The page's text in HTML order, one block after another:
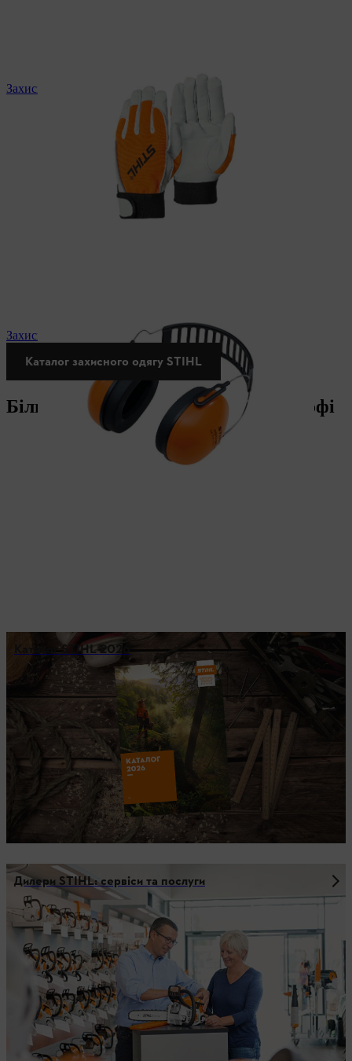
Захисні рукавиці STIHL
Захисні навушники, шоломи, екрани STIHL
Каталог захисного одягу STIHL
Більше корисного від профі для профі
Каталог STIHL 2026
Дилери STIHL: сервіси та послуги